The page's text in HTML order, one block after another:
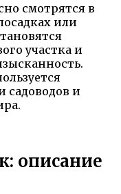
смотрятся в
или
участка и
садоводов и
описание